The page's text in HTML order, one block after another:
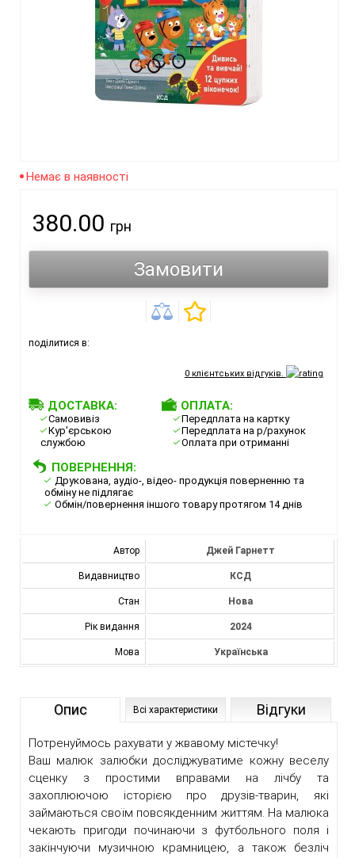
Немає в наявності
380.00 грн
Замовити
поділитися в:
0клієнтських відгуків.
ДОСТАВКА:
Самовивіз
Кур'єрською
службою
ОПЛАТА:
Передплата на картку
Передплата на р/рахунок
Оплата при отриманні
ПОВЕРНЕННЯ:
Друкована, аудіо-, відео- продукція поверненню та
обміну не підлягає
Обмін/повернення іншого товару протягом 14 днів
Автор Джей Гарнетт
Видавництво КСД
Стан Нова
Рік видання 2024
Мова Українська
Опис Всі характеристики Відгуки
Потренуймось рахувати у жвавому містечку!
Ваш малюк залюбки досліджуватиме кожну веселу
сценку з простими вправами на лічбу та
захоплюючою історією про друзів-тварин, які
займаються своїм повсякденним життям. На малюка
чекають пригоди починаючи з футбольного поля і
закінчуючи музичною крамницею, а також безліч